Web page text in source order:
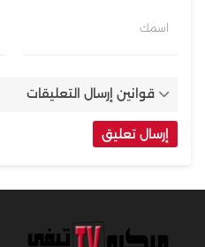
اسمك
قوانين إرسال التعليقات